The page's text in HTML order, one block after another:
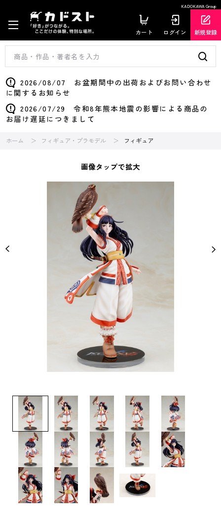
KADOKAWA Group
カート ログイン 新規登録
2026/08/07 お盆期間中の出荷およびお問い合わせ
に関するお知らせ
2026/07/29 令和8年熊本地震の影響による商品の
お届け遅延につきまして
ホーム フィギュア・プラモデル フィギュア
画像タップで拡大